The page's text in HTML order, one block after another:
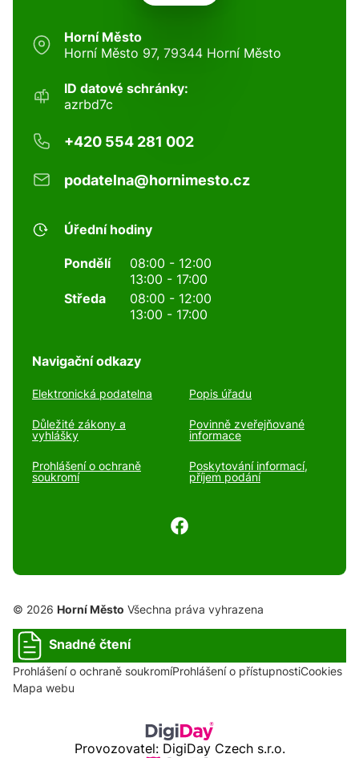
Horní Město
Horní Město 97, 79344 Horní Město
ID datové schránky:
azrbd7c
+420 554 281 002
podatelna@hornimesto.cz
Úřední hodiny
Pondělí
08:00 - 12:00
13:00 - 17:00
Středa
08:00 - 12:00
13:00 - 17:00
Navigační odkazy
Elektronická podatelna Popis úřadu
Důležité zákony a
vyhlášky
Povinně zveřejňované
informace
Prohlášení o ochraně
soukromí
Poskytování informací,
příjem podání
© 2026 Horní Město Všechna práva vyhrazena
Snadné čtení
Prohlášení o ochraně soukromíProhlášení o přístupnostiCookies
Mapa webu
Provozovatel: DigiDay Czech s.r.o.